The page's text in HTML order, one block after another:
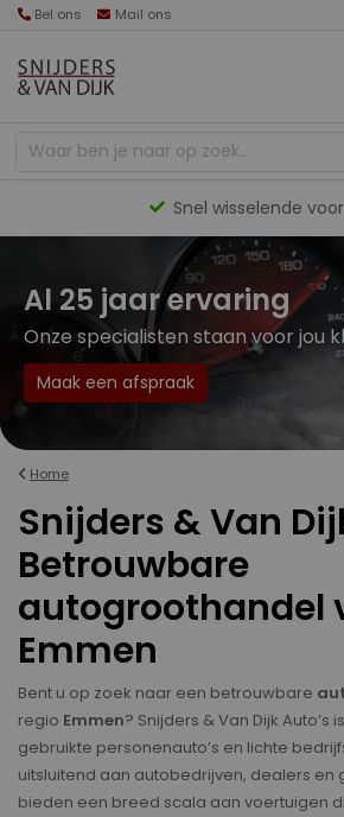
Bel ons Mail ons
Gevarieerd
Al 25 jaar ervaring
Onze specialisten staan voor jou
Maak een afspraak
Home
Snijders & Van
Betrouwbare
autogroothandel
Emmen
Bent u op zoek naar een betrouwbare
regio Emmen? Snijders & Van Dijk
gebruikte personenauto’s en lichte
uitsluitend aan autobedrijven, dealers en
bieden een breed scala aan voertuigen